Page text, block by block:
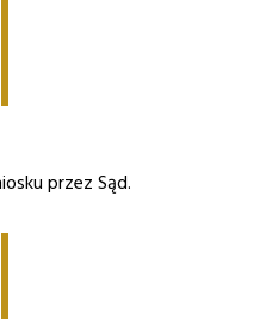
przez Sąd.